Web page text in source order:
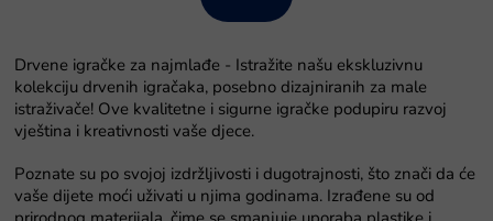
r
l
e
l
i
s
t
a
n
i
a
Drvene igračke za najmlađe - Istražite našu ekskluzivnu
kolekciju drvenih igračaka, posebno dizajniranih za male
istraživače! Ove kvalitetne i sigurne igračke podupiru razvoj
vještina i kreativnosti vaše djece.
Poznate su po svojoj izdržljivosti i dugotrajnosti, što znači da će
vaše dijete moći uživati u njima godinama. Izrađene su od